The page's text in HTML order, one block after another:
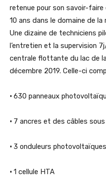
retenue pour son savoir-
10 ans dans le domaine de
Une dizaine de techniciens
l’entretien et la supervision
centrale flottante du lac de
décembre 2019. Celle-ci
• 630 panneaux
• 7 ancres et des câbles sous
• 3 onduleurs photovoltaïques
• 1 cellule HTA